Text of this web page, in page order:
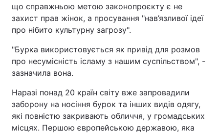
що справжньою метою законопроєкту є не
захист прав жінок, а просування "нав’язливої ідеї
про нібито культурну загрозу".
"Бурка використовується як привід для розмов
про несумісність ісламу з нашим суспільством", -
зазначила вона.
Наразі понад 20 країн світу вже запровадили
заборону на носіння бурок та інших видів одягу,
які повністю закривають обличчя, у громадських
місцях. Першою європейською державою, яка